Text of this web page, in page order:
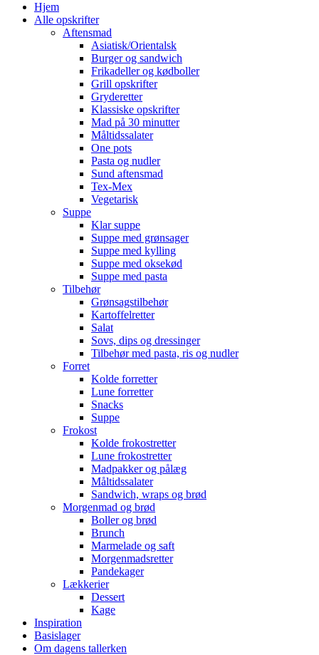
Hjem
Alle opskrifter
Aftensmad
Asiatisk/Orientalsk
Burger og sandwich
Frikadeller og kødboller
Grill opskrifter
Gryderetter
Klassiske opskrifter
Mad på 30 minutter
Måltidssalater
One pots
Pasta og nudler
Sund aftensmad
Tex-Mex
Vegetarisk
Suppe
Klar suppe
Suppe med grønsager
Suppe med kylling
Suppe med oksekød
Suppe med pasta
Tilbehør
Grønsagstilbehør
Kartoffelretter
Salat
Sovs, dips og dressinger
Tilbehør med pasta, ris og nudler
Forret
Kolde forretter
Lune forretter
Snacks
Suppe
Frokost
Kolde frokostretter
Lune frokostretter
Madpakker og pålæg
Måltidssalater
Sandwich, wraps og brød
Morgenmad og brød
Boller og brød
Brunch
Marmelade og saft
Morgenmadsretter
Pandekager
Lækkerier
Dessert
Kage
Inspiration
Basislager
Om dagens tallerken